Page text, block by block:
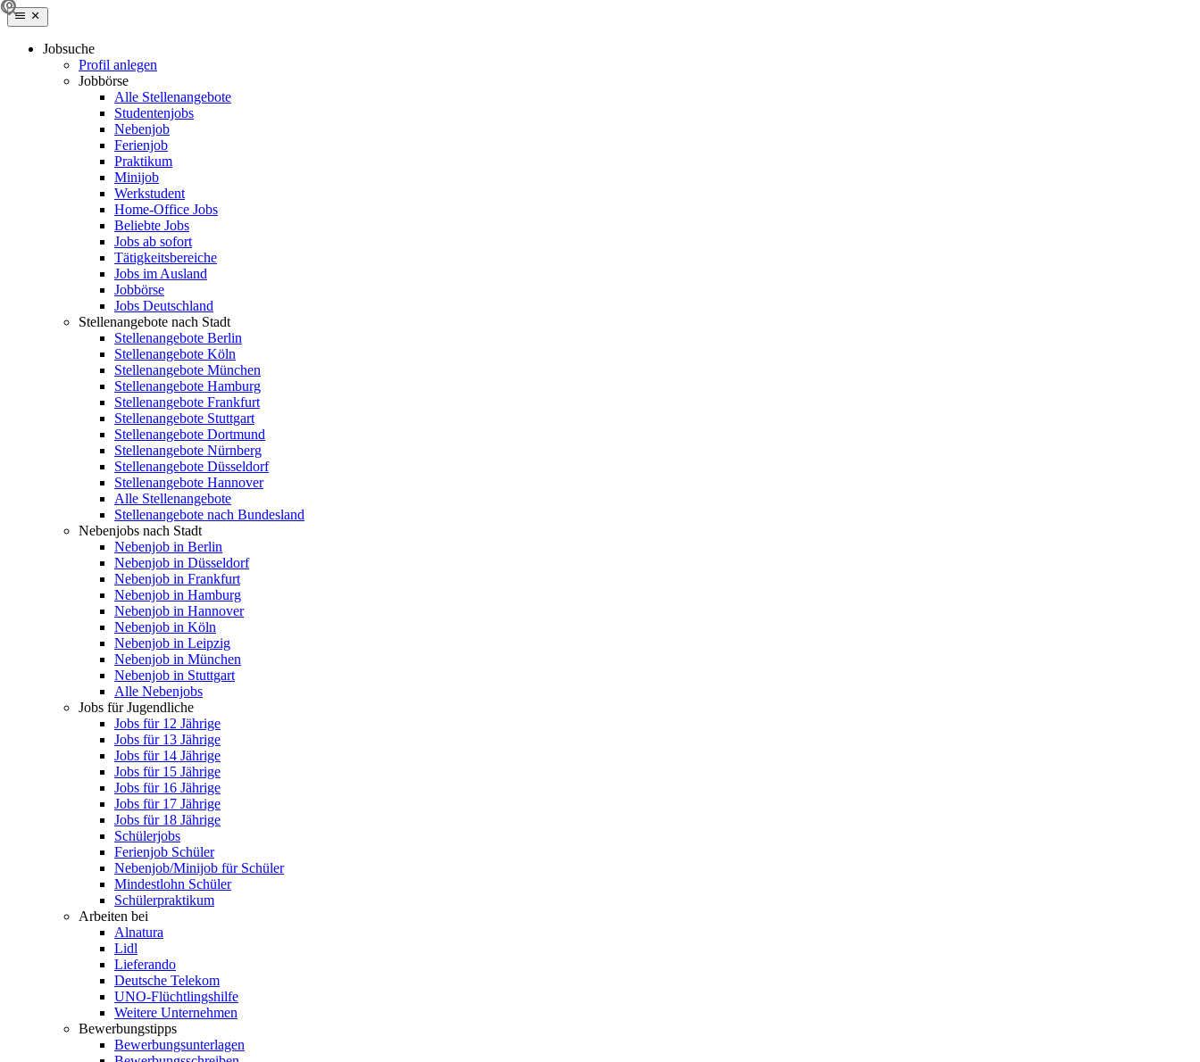
Jobsuche
Profil anlegen
Jobbörse
Alle Stellenangebote
Studentenjobs
Nebenjob
Ferienjob
Praktikum
Minijob
Werkstudent
Home-Office Jobs
Beliebte Jobs
Jobs ab sofort
Tätigkeitsbereiche
Jobs im Ausland
Jobbörse
Jobs Deutschland
Stellenangebote nach Stadt
Stellenangebote Berlin
Stellenangebote Köln
Stellenangebote München
Stellenangebote Hamburg
Stellenangebote Frankfurt
Stellenangebote Stuttgart
Stellenangebote Dortmund
Stellenangebote Nürnberg
Stellenangebote Düsseldorf
Stellenangebote Hannover
Alle Stellenangebote
Stellenangebote nach Bundesland
Nebenjobs nach Stadt
Nebenjob in Berlin
Nebenjob in Düsseldorf
Nebenjob in Frankfurt
Nebenjob in Hamburg
Nebenjob in Hannover
Nebenjob in Köln
Nebenjob in Leipzig
Nebenjob in München
Nebenjob in Stuttgart
Alle Nebenjobs
Jobs für Jugendliche
Jobs für 12 Jährige
Jobs für 13 Jährige
Jobs für 14 Jährige
Jobs für 15 Jährige
Jobs für 16 Jährige
Jobs für 17 Jährige
Jobs für 18 Jährige
Schülerjobs
Ferienjob Schüler
Nebenjob/Minijob für Schüler
Mindestlohn Schüler
Schülerpraktikum
Arbeiten bei
Alnatura
Lidl
Lieferando
Deutsche Telekom
UNO-Flüchtlingshilfe
Weitere Unternehmen
Bewerbungstipps
Bewerbungsunterlagen